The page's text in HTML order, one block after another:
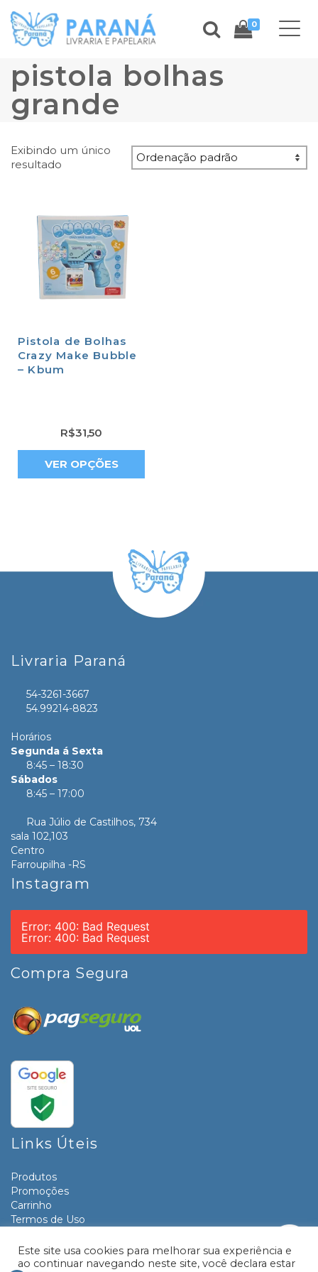
0
pistola bolhas
grande
Exibindo um único
resultado
Pistola de Bolhas
Crazy Make Bubble
– Kbum
R$31,50
VER OPÇÕES
Livraria Paraná
54-3261-3667
54.99214-8823
Horários
Segunda á Sexta
8:45 – 18:30
Sábados
8:45 – 17:00
Rua Júlio de Castilhos, 734
sala 102,103
Centro
Farroupilha -RS
Instagram
Error: 400: Bad Request
Error: 400: Bad Request
Compra Segura
Links Úteis
Produtos
Promoções
Carrinho
Termos de Uso
Contato
Este site usa cookies para melhorar sua experiência e
ao continuar navegando neste site, você declara estar